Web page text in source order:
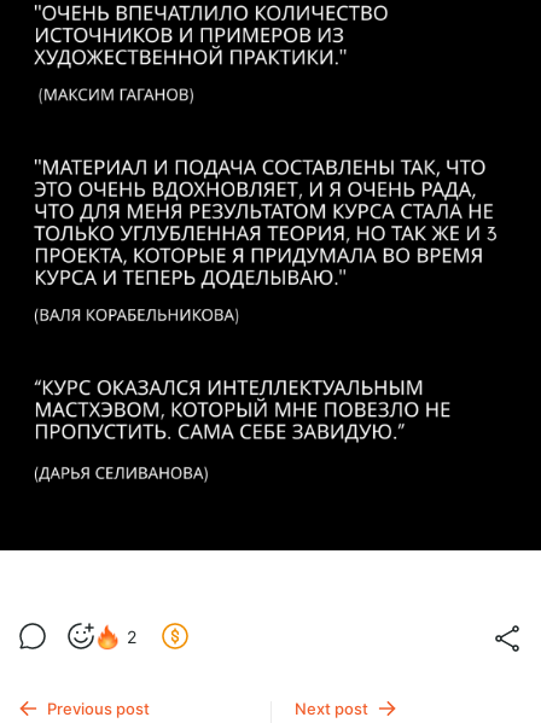
2
Previous post Next post